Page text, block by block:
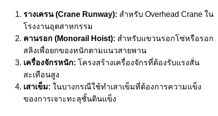
รางเครน (Crane Runway): สำหรับ Overhead Crane ใน
โรงงานอุตสาหกรรม
คานรอก (Monorail Hoist): สำหรับแขวนรอกโซ่หรือรอก
สลิงเพื่อยกของหนักตามแนวสายพาน
เครื่องจักรหนัก: โครงสร้างเครื่องจักรที่ต้องรับแรงสั่น
สะเทือนสูง
เสาเข็ม: ในบางกรณีใช้ทำเสาเข็มที่ต้องการความแข็ง
ของการเจาะทะลุชั้นดินแข็ง